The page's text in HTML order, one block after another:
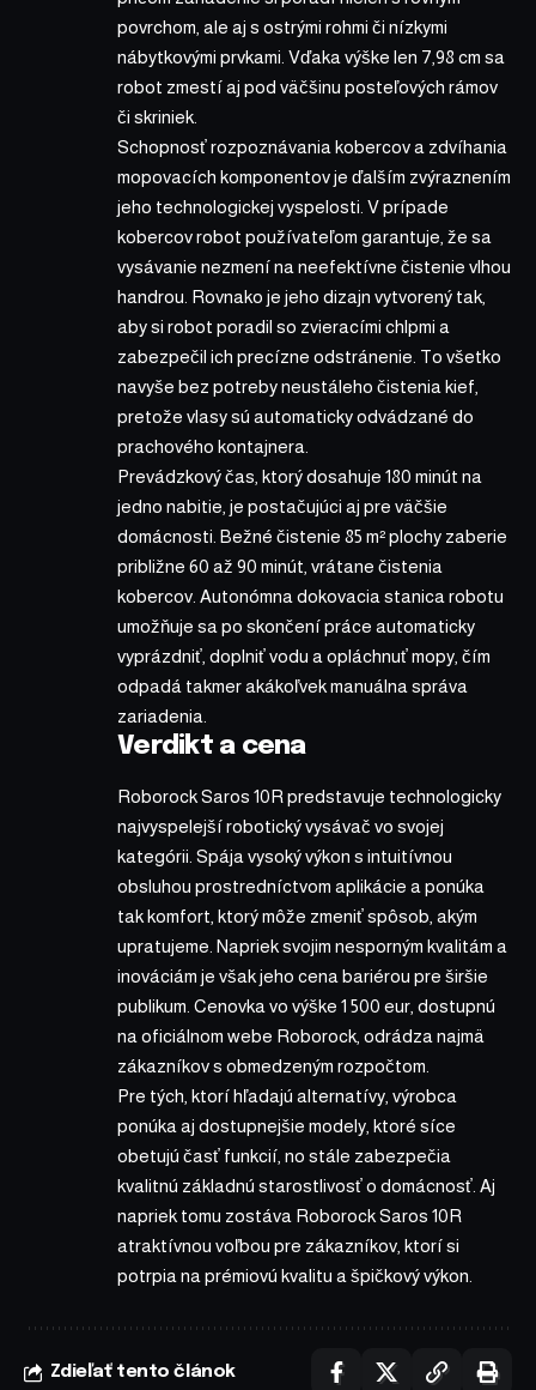
povrchom, ale aj s ostrými rohmi či nízkymi
nábytkovými prvkami. Vďaka výške len 7,98 cm sa
robot zmestí aj pod väčšinu posteľových rámov
či skriniek.
Schopnosť rozpoznávania kobercov a zdvíhania
mopovacích komponentov je ďalším zvýraznením
jeho technologickej vyspelosti. V prípade
kobercov robot používateľom garantuje, že sa
vysávanie nezmení na neefektívne čistenie vlhou
handrou. Rovnako je jeho dizajn vytvorený tak,
aby si robot poradil so zvieracími chlpmi a
zabezpečil ich precízne odstránenie. To všetko
navyše bez potreby neustáleho čistenia kief,
pretože vlasy sú automaticky odvádzané do
prachového kontajnera.
Prevádzkový čas, ktorý dosahuje 180 minút na
jedno nabitie, je postačujúci aj pre väčšie
domácnosti. Bežné čistenie 85 m² plochy zaberie
približne 60 až 90 minút, vrátane čistenia
kobercov. Autonómna dokovacia stanica robotu
umožňuje sa po skončení práce automaticky
vyprázdniť, doplniť vodu a opláchnuť mopy, čím
odpadá takmer akákoľvek manuálna správa
zariadenia.
Verdikt a cena
Roborock Saros 10R predstavuje technologicky
najvyspelejší robotický vysávač vo svojej
kategórii. Spája vysoký výkon s intuitívnou
obsluhou prostredníctvom aplikácie a ponúka
tak komfort, ktorý môže zmeniť spôsob, akým
upratujeme. Napriek svojim nesporným kvalitám a
inováciám je však jeho cena bariérou pre širšie
publikum. Cenovka vo výške 1 500 eur, dostupnú
na oficiálnom webe Roborock, odrádza najmä
zákazníkov s obmedzeným rozpočtom.
Pre tých, ktorí hľadajú alternatívy, výrobca
ponúka aj dostupnejšie modely, ktoré síce
obetujú časť funkcií, no stále zabezpečia
kvalitnú základnú starostlivosť o domácnosť. Aj
napriek tomu zostáva Roborock Saros 10R
atraktívnou voľbou pre zákazníkov, ktorí si
potrpia na prémiovú kvalitu a špičkový výkon.
Zdieľať tento článok